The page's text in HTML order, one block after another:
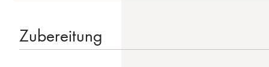
Zubereitung